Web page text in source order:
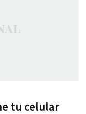
tu celular